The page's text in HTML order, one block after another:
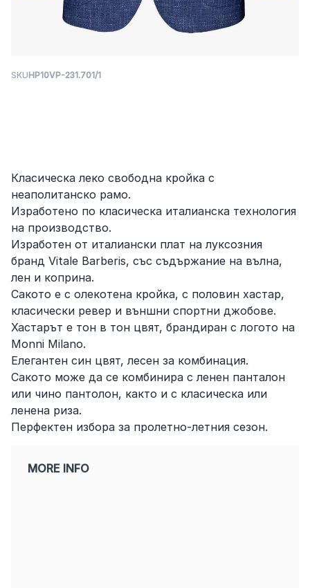
SKUHP10VP-231.701/1
Класическа леко свободна кройка с
неаполитанско рамо.
Изработено по класическа италианска технология
на производство.
Изработен от италиански плат на луксозния
бранд Vitale Barberis, със съдържание на вълна,
лен и коприна.
Сакото е с олекотена кройка, с половин хастар,
класически ревер и външни спортни джобове.
Хастарът е тон в тон цвят, брандиран с логото на
Monni Milano.
Елегантен син цвят, лесен за комбинация.
Сакото може да се комбинира с ленен панталон
или чино пантолон, както и с класическа или
ленена риза.
Перфектен избора за пролетно-летния сезон.
MORE INFO